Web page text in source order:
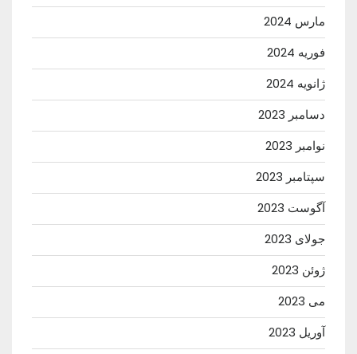
مارس 2024
فوریه 2024
ژانویه 2024
دسامبر 2023
نوامبر 2023
سپتامبر 2023
آگوست 2023
جولای 2023
ژوئن 2023
می 2023
آوریل 2023